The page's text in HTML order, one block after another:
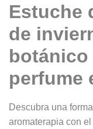
Estuche
de
perfume
Descubra una
aromaterapia con